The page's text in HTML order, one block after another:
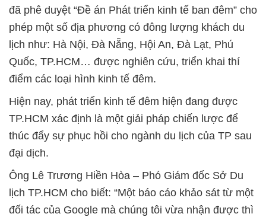
đã phê duyệt “Đề án Phát triển kinh tế ban đêm” cho
phép một số địa phương có đông lượng khách du
lịch như: Hà Nội, Đà Nẵng, Hội An, Đà Lạt, Phú
Quốc, TP.HCM… được nghiên cứu, triển khai thí
điểm các loại hình kinh tế đêm.
Hiện nay, phát triển kinh tế đêm hiện đang được
TP.HCM xác định là một giải pháp chiến lược để
thúc đẩy sự phục hồi cho ngành du lịch của TP sau
đại dịch.
Ông Lê Trương Hiền Hòa – Phó Giám đốc Sở Du
lịch TP.HCM cho biết: “Một báo cáo khảo sát từ một
đối tác của Google mà chúng tôi vừa nhận được thì